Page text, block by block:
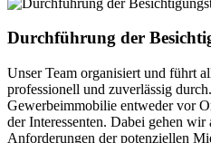
Durchführung der
Unser Team organisiert und führt
professionell und zuverlässig
Gewerbeimmobilie entweder vor
der Interessenten. Dabei gehen wir
Anforderungen der potenziellen